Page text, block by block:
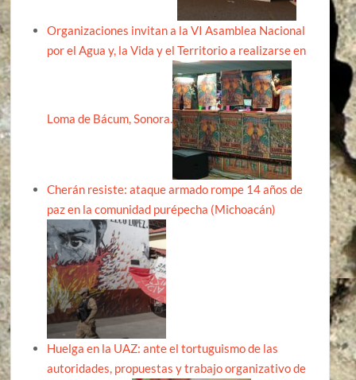
Organizaciones invitan a la VI Asamblea Nacional
por el Agua y, la Vida y el Territorio a realizarse en
Loma de Bácum, Sonora.
Cherán resiste: ataque armado rompe 14 años de
paz en la comunidad purépecha (Michoacán)
Huelga en la UAZ: ante el tortuguismo de las
autoridades, propuestas y trabajo organizativo de